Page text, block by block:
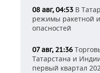
08 авг, 04:53 В
режимы ракетной
опасностей
07 авг, 21:36
Татарстана и
первый квартал